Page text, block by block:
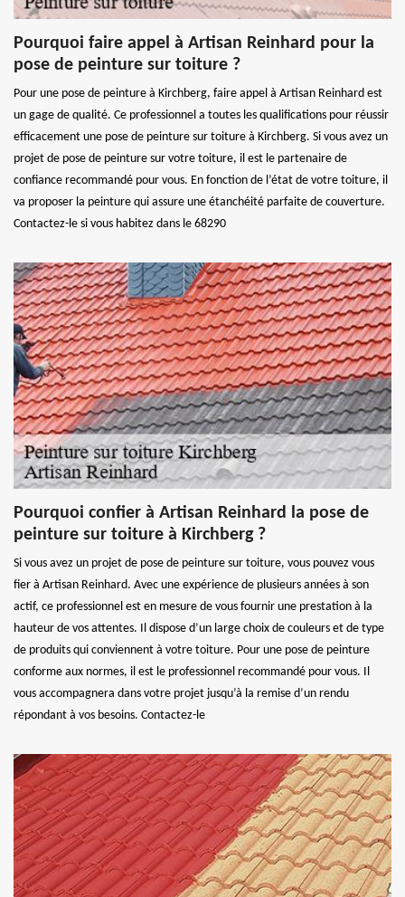
Pourquoi faire appel à Artisan Reinhard pour la
pose de peinture sur toiture ?
Pour une pose de peinture à Kirchberg, faire appel à Artisan Reinhard est
un gage de qualité. Ce professionnel a toutes les qualifications pour réussir
efficacement une pose de peinture sur toiture à Kirchberg. Si vous avez un
projet de pose de peinture sur votre toiture, il est le partenaire de
confiance recommandé pour vous. En fonction de l’état de votre toiture, il
va proposer la peinture qui assure une étanchéité parfaite de couverture.
Contactez-le si vous habitez dans le 68290
Pourquoi confier à Artisan Reinhard la pose de
peinture sur toiture à Kirchberg ?
Si vous avez un projet de pose de peinture sur toiture, vous pouvez vous
fier à Artisan Reinhard. Avec une expérience de plusieurs années à son
actif, ce professionnel est en mesure de vous fournir une prestation à la
hauteur de vos attentes. Il dispose d’un large choix de couleurs et de type
de produits qui conviennent à votre toiture. Pour une pose de peinture
conforme aux normes, il est le professionnel recommandé pour vous. Il
vous accompagnera dans votre projet jusqu’à la remise d’un rendu
répondant à vos besoins. Contactez-le